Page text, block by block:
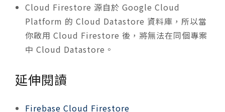
Cloud Firestore 源自於 Google Cloud
Platform 的 Cloud Datastore 資料庫，所以當
你啟用 Cloud Firestore 後，將無法在同個專案
中 Cloud Datastore。
延伸閱讀
Firebase Cloud Firestore